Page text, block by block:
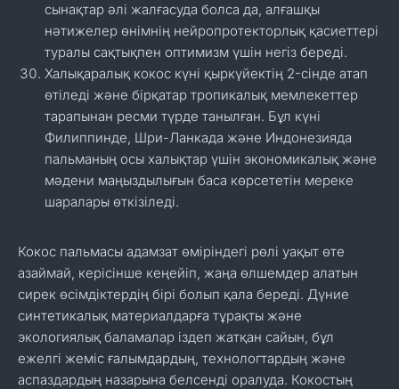
сынақтар әлі жалғасуда болса да, алғашқы
нәтижелер өнімнің нейропротекторлық қасиеттері
туралы сақтықпен оптимизм үшін негіз береді.
Халықаралық кокос күні қыркүйектің 2-сінде атап
өтіледі және бірқатар тропикалық мемлекеттер
тарапынан ресми түрде танылған. Бұл күні
Филиппинде, Шри-Ланкада және Индонезияда
пальманың осы халықтар үшін экономикалық және
мәдени маңыздылығын баса көрсететін мереке
шаралары өткізіледі.
Кокос пальмасы адамзат өміріндегі рөлі уақыт өте
азаймай, керісінше кеңейіп, жаңа өлшемдер алатын
сирек өсімдіктердің бірі болып қала береді. Дүние
синтетикалық материалдарға тұрақты және
экологиялық баламалар іздеп жатқан сайын, бұл
ежелгі жеміс ғалымдардың, технологтардың және
аспаздардың назарына белсенді оралуда. Кокостың